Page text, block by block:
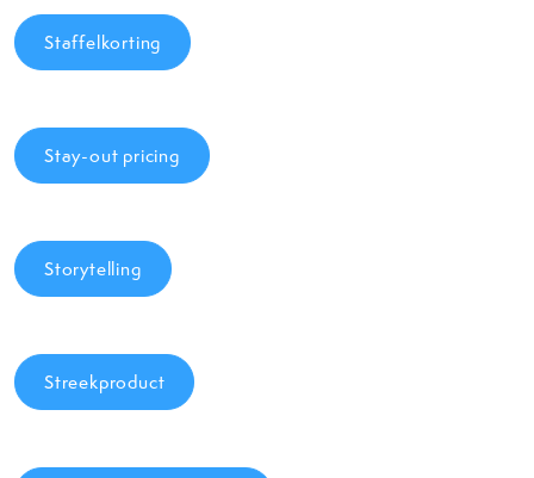
Staffelkorting
Stay-out pricing
Storytelling
Streekproduct